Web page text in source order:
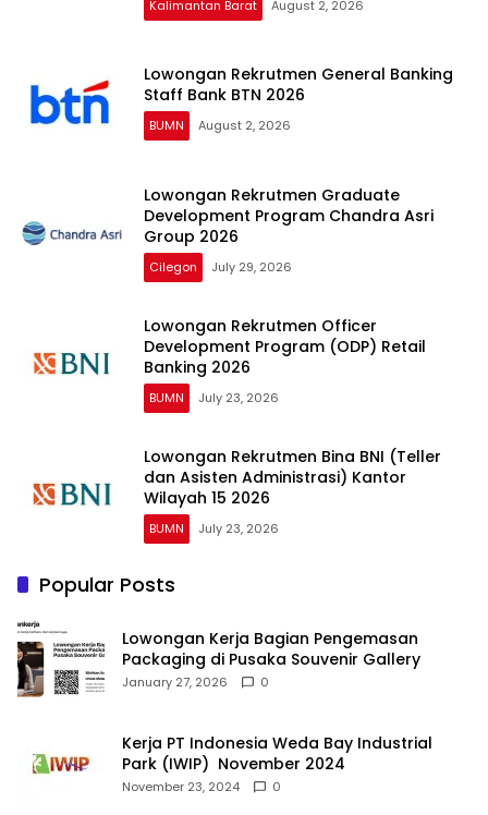
Kalimantan Barat August 2, 2026
Lowongan Rekrutmen General Banking
Staff Bank BTN 2026
BUMN August 2, 2026
Lowongan Rekrutmen Graduate
Development Program Chandra Asri
Group 2026
Cilegon July 29, 2026
Lowongan Rekrutmen Officer
Development Program (ODP) Retail
Banking 2026
BUMN July 23, 2026
Lowongan Rekrutmen Bina BNI (Teller
dan Asisten Administrasi) Kantor
Wilayah 15 2026
BUMN July 23, 2026
Popular Posts
Lowongan Kerja Bagian Pengemasan
Packaging di Pusaka Souvenir Gallery
January 27, 2026 0
Kerja PT Indonesia Weda Bay Industrial
Park (IWIP) November 2024
November 23, 2024 0